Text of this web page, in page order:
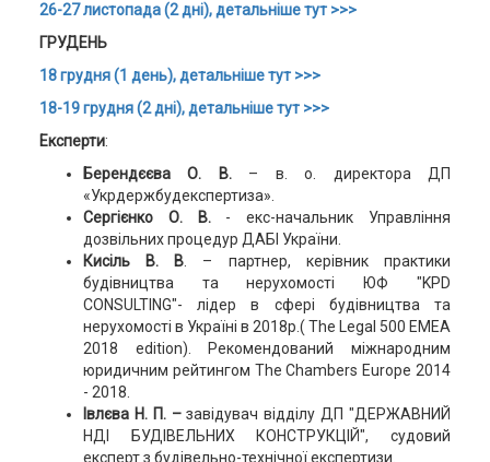
26-27 листопада (2 дні), детальніше тут >>>
ГРУДЕНЬ
18 грудня (1 день), детальніше тут >>>
18-19 грудня (2 дні), детальніше тут >>>
Експерти:
Берендєєва О. В. – в. о. директора ДП
«Укрдержбудекспертиза».
Сергієнко О. В.- екс-начальник Управління
дозвільних процедур ДАБІ України.
Кисіль В. В . – партнер, керівник практики
будівництва та нерухомості ЮФ "KPD
CONSULTING"- лідер в сфері будівництва та
нерухомості в Україні в 2018р.( The Legal 500 EMEA
2018 edition). Рекомендований міжнародним
юридичним рейтингом The Chambers Europe 2014
- 2018.
Івлєва Н. П. –завідувач відділу ДП "ДЕРЖАВНИЙ
НДІ БУДІВЕЛЬНИХ КОНСТРУКЦІЙ", судовий
експерт з будівельно-технічної експертизи.